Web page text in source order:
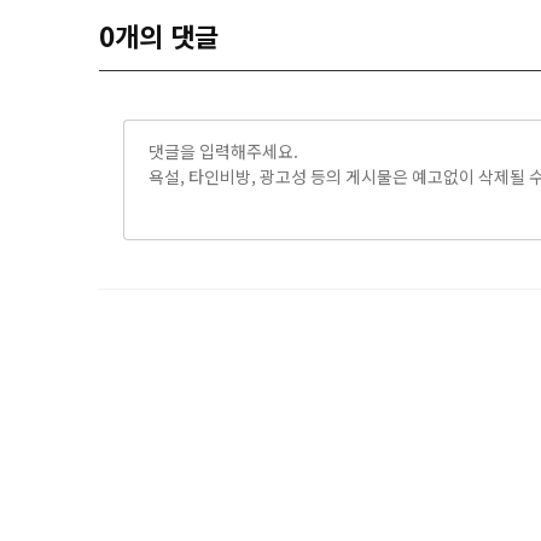
0개의 댓글